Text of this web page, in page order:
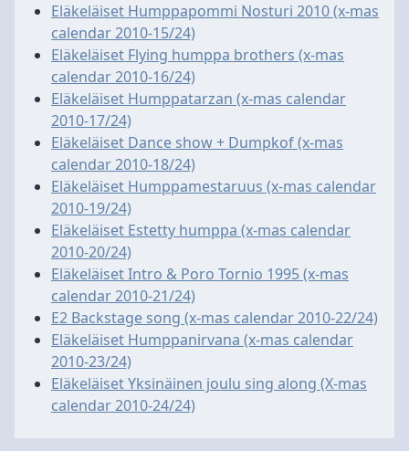
Eläkeläiset Humppapommi Nosturi 2010 (x-mas
calendar 2010-15/24)
Eläkeläiset Flying humppa brothers (x-mas
calendar 2010-16/24)
Eläkeläiset Humppatarzan (x-mas calendar
2010-17/24)
Eläkeläiset Dance show + Dumpkof (x-mas
calendar 2010-18/24)
Eläkeläiset Humppamestaruus (x-mas calendar
2010-19/24)
Eläkeläiset Estetty humppa (x-mas calendar
2010-20/24)
Eläkeläiset Intro & Poro Tornio 1995 (x-mas
calendar 2010-21/24)
E2 Backstage song (x-mas calendar 2010-22/24)
Eläkeläiset Humppanirvana (x-mas calendar
2010-23/24)
Eläkeläiset Yksinäinen joulu sing along (X-mas
calendar 2010-24/24)